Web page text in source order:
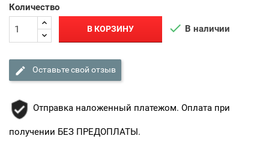
Количество
В КОРЗИНУ  В наличии
Оставьте свой отзыв
Отправка наложенный платежом. Оплата при
получении БЕЗ ПРЕДОПЛАТЫ.